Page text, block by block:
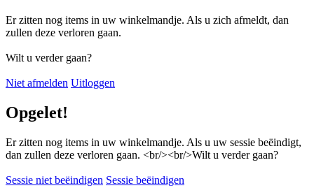
Er zitten nog items in uw winkelmandje. Als u zich afmeldt, dan
zullen deze verloren gaan.
Wilt u verder gaan?
Niet afmelden Uitloggen
Opgelet!
Er zitten nog items in uw winkelmandje. Als u uw sessie beëindigt,
dan zullen deze verloren gaan. <br/><br/>Wilt u verder gaan?
Sessie niet beëindigen Sessie beëindigen